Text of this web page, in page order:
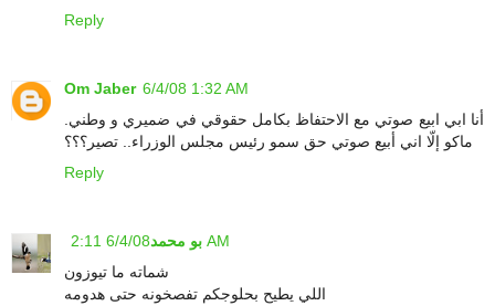
Reply
Om Jaber 6/4/08 1:32 AM
أنا ابي ابيع صوتي مع الاحتفاظ بكامل حقوقي في ضميري و وطني.
ماكو إلّا اني أبيع صوتي حق سمو رئيس مجلس الوزراء.. تصير؟؟؟
Reply
بو محمد 6/4/08 2:11 AM
شماته ما تيوزون
اللي يطيح بحلوجكم تفصخونه حتى هدومه